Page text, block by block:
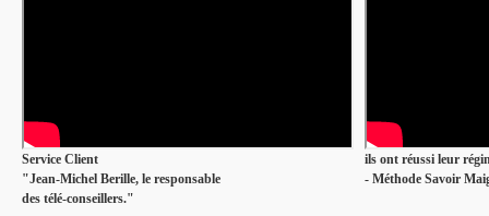
Service Client
"Jean-Michel Berille, le responsable
des télé-conseillers."
ils ont réussi leur
- Méthode Savoir